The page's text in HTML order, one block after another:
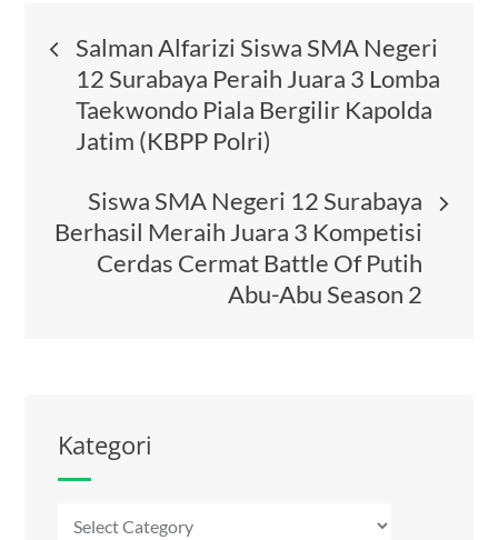
Post
navigation
Salman Alfarizi Siswa SMA Negeri
12 Surabaya Peraih Juara 3 Lomba
Taekwondo Piala Bergilir Kapolda
Jatim (KBPP Polri)
Siswa SMA Negeri 12 Surabaya
Berhasil Meraih Juara 3 Kompetisi
Cerdas Cermat Battle Of Putih
Abu-Abu Season 2
Kategori
Kategori